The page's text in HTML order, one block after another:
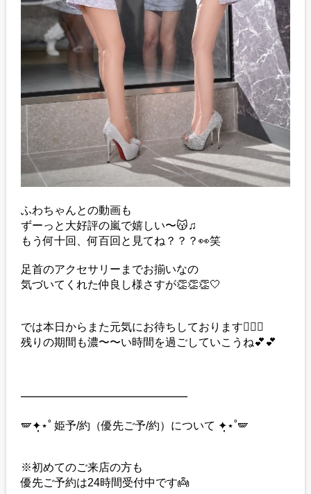
ふわちゃんとの動画も
ずーっと大好評の嵐で嬉しい〜😽♫
もう何十回、何百回と見てね？？？👀笑
足首のアクセサリーまでお揃いなの
気づいてくれた仲良し様さすが👏👏👏🤍
では本日からまた元気にお待ちしております👱🏼‍♀️
残りの期間も濃〜〜い時間を過ごしていこうね💕💕
━━━━━━━━━━━━━━━
🪽✦̣̩⋆˚ 姫予/約（優先ご予/約）について ✦̣̩⋆˚🪽
※初めてのご来店の方も
優先ご予約は24時間受付中です👼